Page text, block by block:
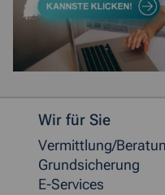
Weitere
Wir für Sie
Vermittlung/
Grundsicherung
E-Services